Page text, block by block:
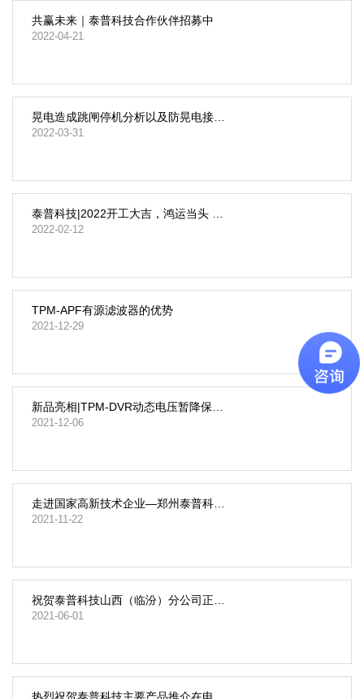
共赢未来｜泰普科技合作伙伴招募中
2022-04-21
2022-03-31
2022-02-12
TPM-APF有源滤波器的优势
2021-12-29
2021-12-06
2021-11-22
2021-06-01